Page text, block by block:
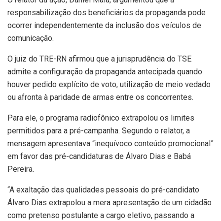
responsabilização dos beneficiários da propaganda pode
ocorrer independentemente da inclusão dos veículos de
comunicação.
O juiz do TRE-RN afirmou que a jurisprudência do TSE
admite a configuração da propaganda antecipada quando
houver pedido explícito de voto, utilização de meio vedado
ou afronta à paridade de armas entre os concorrentes.
Para ele, o programa radiofônico extrapolou os limites
permitidos para a pré-campanha. Segundo o relator, a
mensagem apresentava “inequívoco conteúdo promocional”
em favor das pré-candidaturas de Álvaro Dias e Babá
Pereira.
“A exaltação das qualidades pessoais do pré-candidato
Álvaro Dias extrapolou a mera apresentação de um cidadão
como pretenso postulante a cargo eletivo, passando a